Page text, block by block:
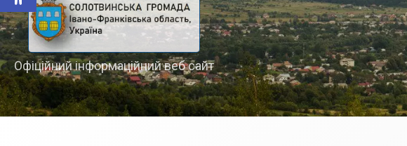
Офіційний інформаційний веб сайт